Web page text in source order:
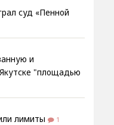
суд «Пенной
и
"площадью
лимиты 1